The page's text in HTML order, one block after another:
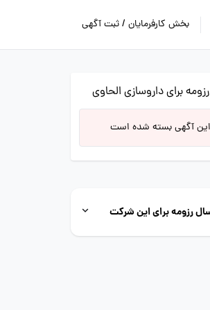
بخش کارفرمایان / ثبت آگهی
برای داروسازی الحاوی
این آگهی بسته شده است
رزومه برای این شرکت